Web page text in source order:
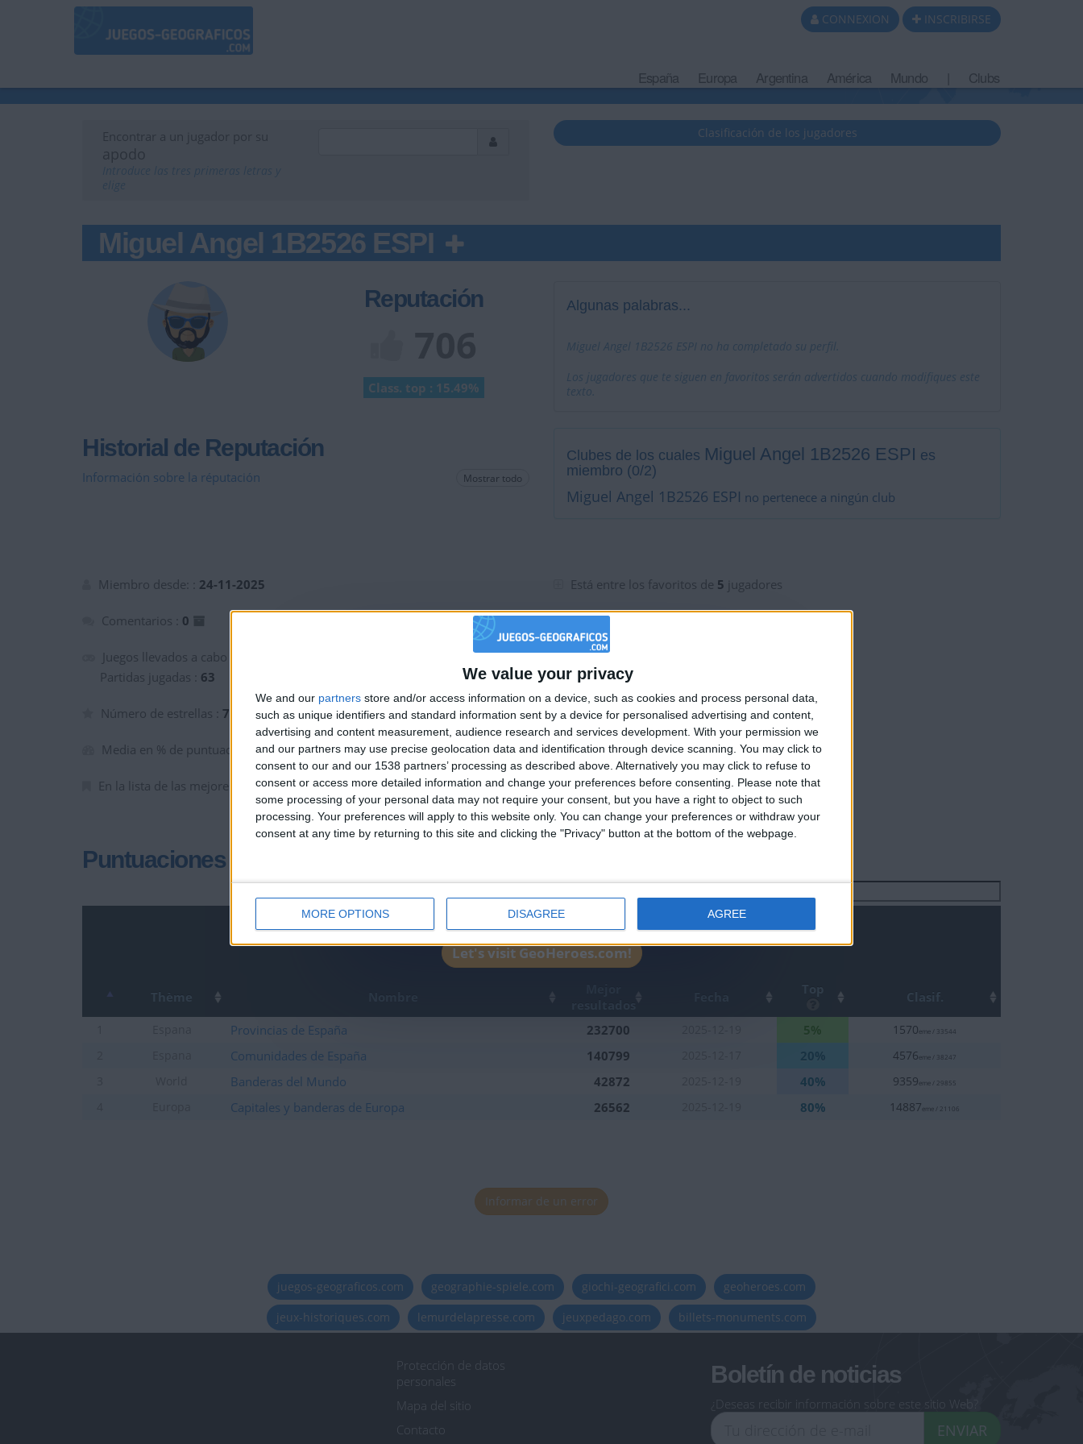
We value your privacy
We and our partners store and/or access information on a device, such as cookies and process personal data,
such as unique identifiers and standard information sent by a device for personalised advertising and content,
advertising and content measurement, audience research and services development. With your permission we
and our partners may use precise geolocation data and identification through device scanning. You may click to
consent to our and our 1538 partners’ processing as described above. Alternatively you may click to refuse to
consent or access more detailed information and change your preferences before consenting.
Please note that
some processing of your personal data may not require your consent, but you have a right to object to such
processing. Your preferences will apply to this website only. You can change your preferences or withdraw your
consent at any time by returning to this site and clicking the "Privacy" button at the bottom of the webpage.
MORE OPTIONS DISAGREE AGREE
CONNEXION INSCRIBIRSE
España Europa Argentina América Mundo Clubs
Encontrar a un jugador por su
apodo
Clasificación de los jugadores
Miguel Angel 1B2526 ESPI
Reputación
Class. top : 15.49%
Historial de Reputación
Información sobre la réputación Mostrar todo
Algunas palabras...
Miguel Angel 1B2526 ESPI no ha completado su perfil.
Los jugadores que te siguen en favoritos serán advertidos cuando modifiques este
texto.
Clubes de los cuales Miguel Angel 1B2526 ESPI es
miembro (0/2)
Miguel Angel 1B2526 ESPI no pertenece a ningún club
Miembro desde: : 24-11-2025
Comentarios : 0
Juegos llevados a cabo :
Partidas jugadas : 63
Número de estrellas : 7
Media en % de puntuación max. :98.20%
En la lista de las mejores partidas :0
Está entre los favoritos de 5 jugadores
Puntuaciones
1 1 1
Thème Top Clasif.
Provincias de España 232700 5% 1570eme / 33544
Comunidades de España 140799 20% 4576eme / 38247
Banderas del Mundo 42872 40% 9359eme / 29855
Capitales y banderas de Europa 26562 80% 14887eme / 21106
Informar de un error
juegos-geograficos.com geographie-spiele.com giochi-geografici.com
geoheroes.com
jeux-historiques.com
lemurdelapresse.com jeuxpedago.com billets-monuments.com
Protección de datos
personales
Mapa del sitio
Contacto
Boletín de noticias
¿Deseas recibir información sobre este sitio Web?
ENVIAR
🇺🇸 We noticed you’re visiting from
an English-speaking country
Join our American version now and be among
the firsts to submit your score on our
leaderboards!
Let's visit GeoHeroes.com!